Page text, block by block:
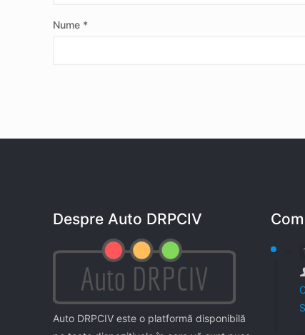
Nume *
Despre Auto DRPCIV
Auto DRPCIV este o platformă disponibilă